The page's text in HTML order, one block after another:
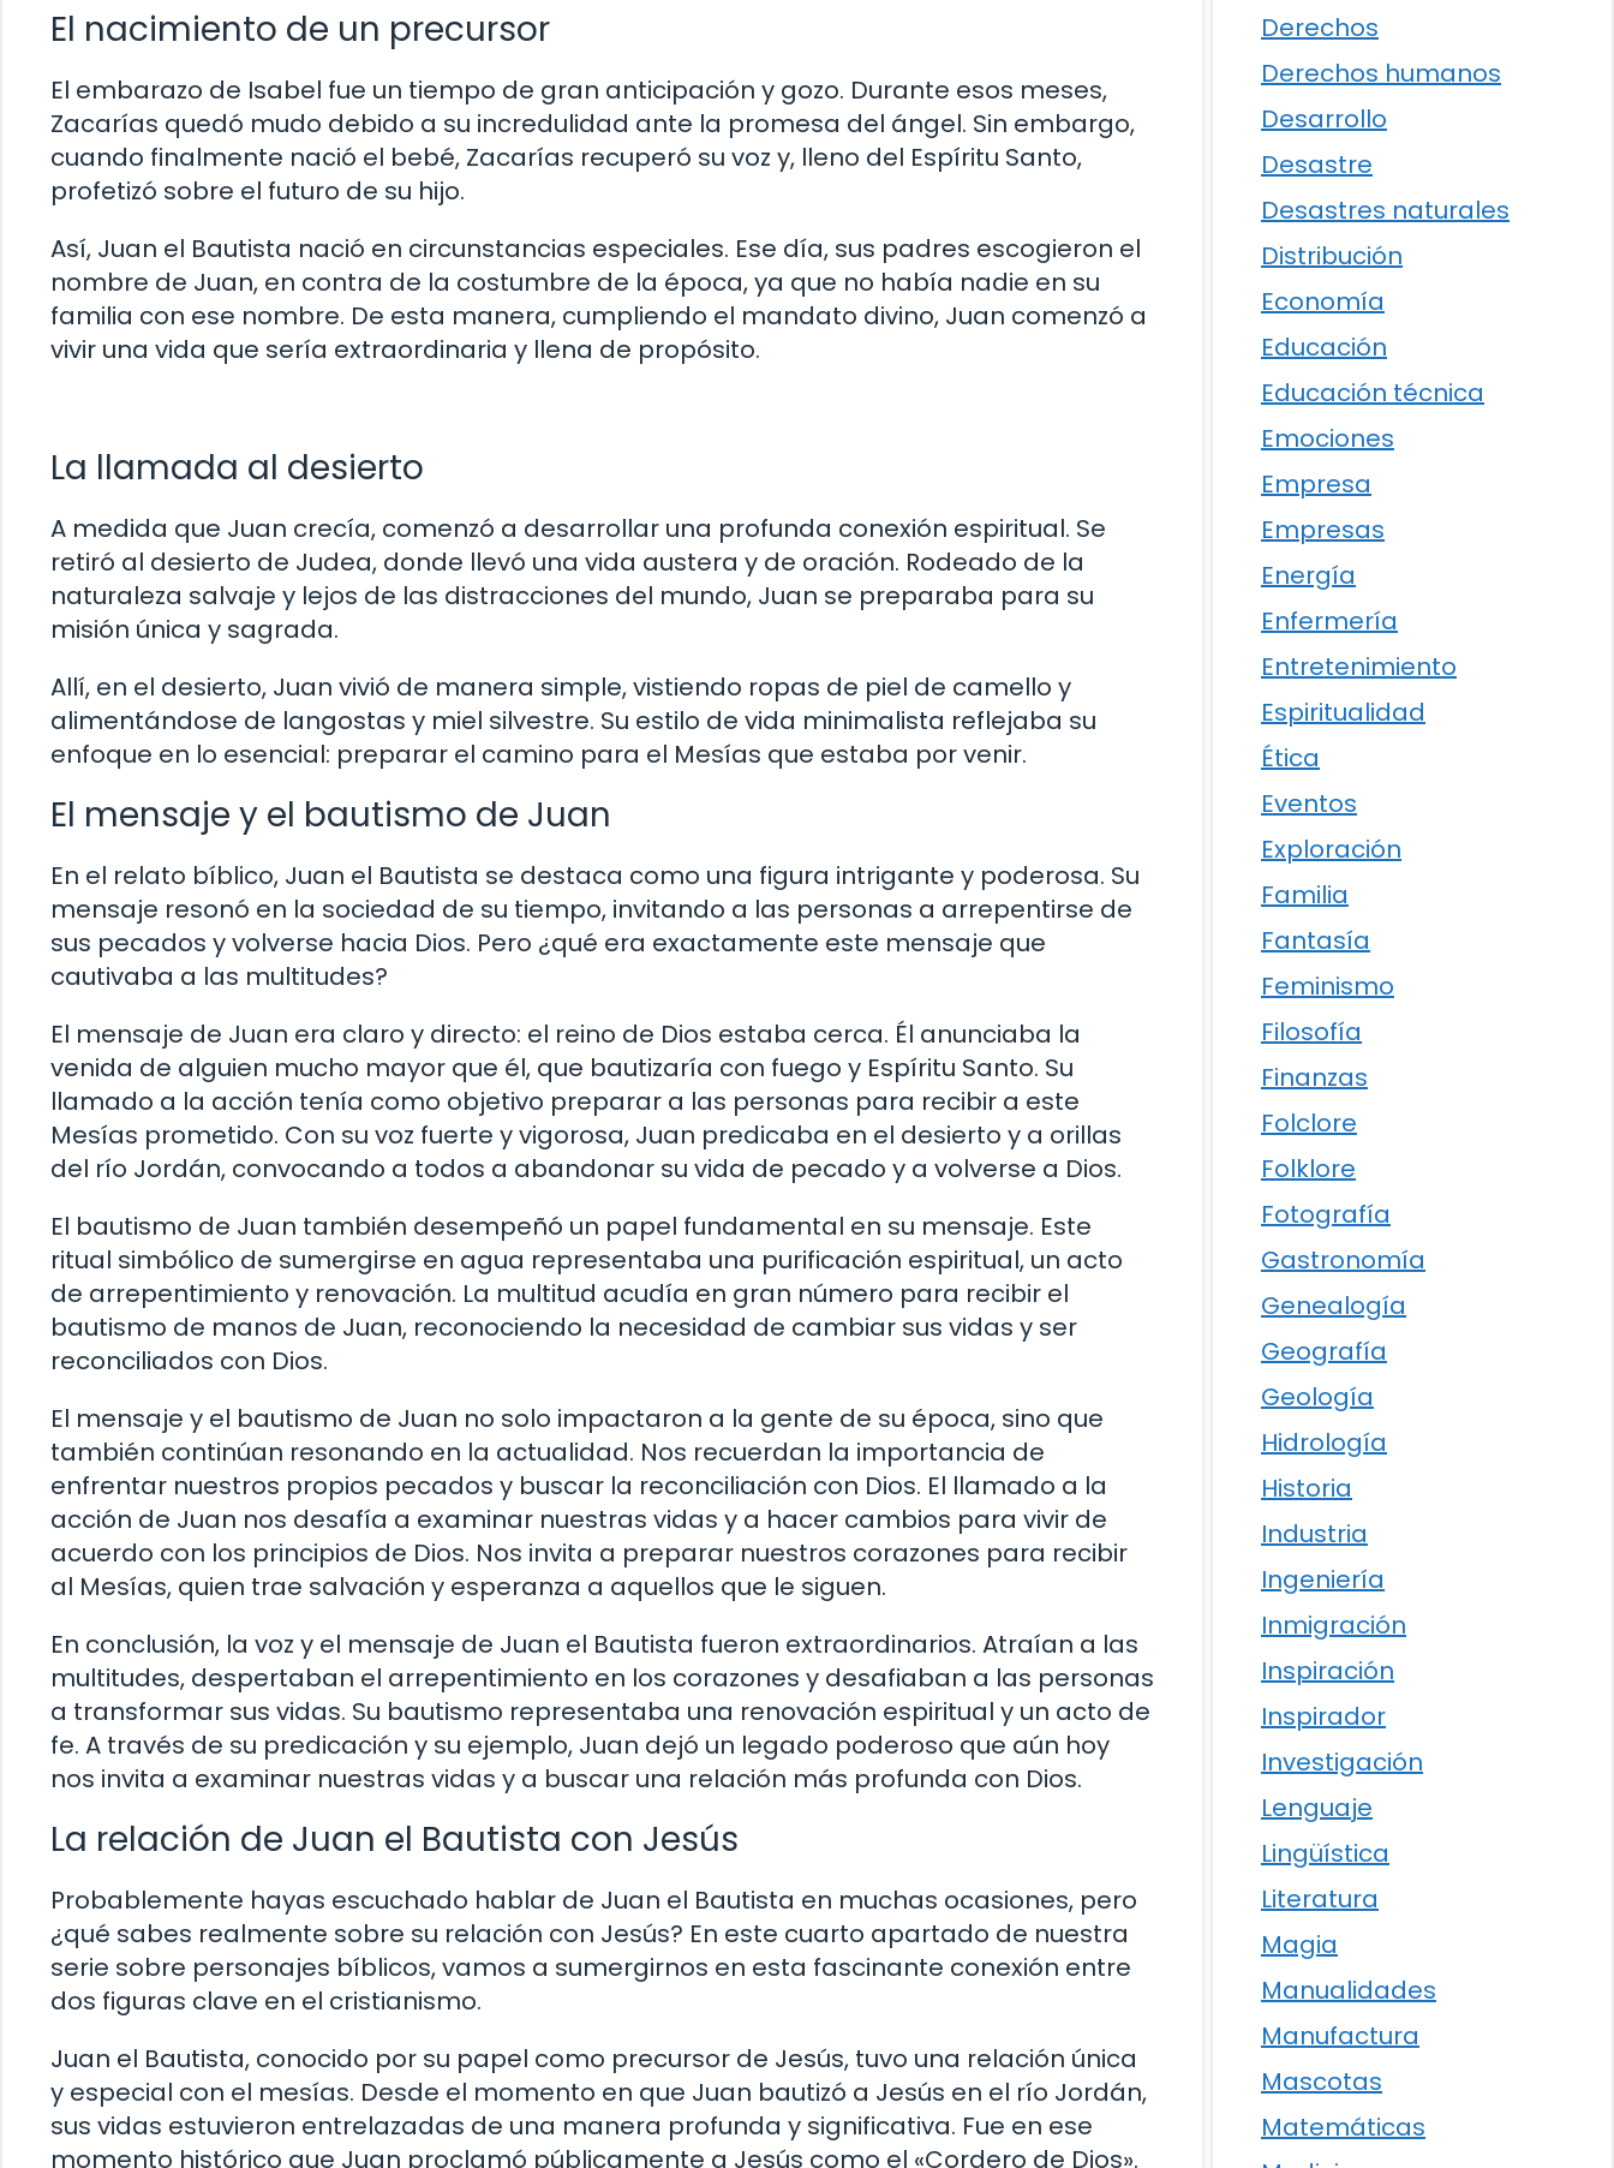
El nacimiento de un precursor
El embarazo de Isabel fue un tiempo de gran anticipación y gozo. Durante esos meses,
Zacarías quedó mudo debido a su incredulidad ante la promesa del ángel. Sin embargo,
cuando finalmente nació el bebé, Zacarías recuperó su voz y, lleno del Espíritu Santo,
profetizó sobre el futuro de su hijo.
Así, Juan el Bautista nació en circunstancias especiales. Ese día, sus padres escogieron el
nombre de Juan, en contra de la costumbre de la época, ya que no había nadie en su
familia con ese nombre. De esta manera, cumpliendo el mandato divino, Juan comenzó a
vivir una vida que sería extraordinaria y llena de propósito.
La llamada al desierto
A medida que Juan crecía, comenzó a desarrollar una profunda conexión espiritual. Se
retiró al desierto de Judea, donde llevó una vida austera y de oración. Rodeado de la
naturaleza salvaje y lejos de las distracciones del mundo, Juan se preparaba para su
misión única y sagrada.
Allí, en el desierto, Juan vivió de manera simple, vistiendo ropas de piel de camello y
alimentándose de langostas y miel silvestre. Su estilo de vida minimalista reflejaba su
enfoque en lo esencial: preparar el camino para el Mesías que estaba por venir.
El mensaje y el bautismo de Juan
En el relato bíblico, Juan el Bautista se destaca como una figura intrigante y poderosa. Su
mensaje resonó en la sociedad de su tiempo, invitando a las personas a arrepentirse de
sus pecados y volverse hacia Dios. Pero ¿qué era exactamente este mensaje que
cautivaba a las multitudes?
El mensaje de Juan era claro y directo: el reino de Dios estaba cerca. Él anunciaba la
venida de alguien mucho mayor que él, que bautizaría con fuego y Espíritu Santo. Su
llamado a la acción tenía como objetivo preparar a las personas para recibir a este
Mesías prometido. Con su voz fuerte y vigorosa, Juan predicaba en el desierto y a orillas
del río Jordán, convocando a todos a abandonar su vida de pecado y a volverse a Dios.
El bautismo de Juan también desempeñó un papel fundamental en su mensaje. Este
ritual simbólico de sumergirse en agua representaba una purificación espiritual, un acto
de arrepentimiento y renovación. La multitud acudía en gran número para recibir el
bautismo de manos de Juan, reconociendo la necesidad de cambiar sus vidas y ser
reconciliados con Dios.
El mensaje y el bautismo de Juan no solo impactaron a la gente de su época, sino que
también continúan resonando en la actualidad. Nos recuerdan la importancia de
enfrentar nuestros propios pecados y buscar la reconciliación con Dios. El llamado a la
acción de Juan nos desafía a examinar nuestras vidas y a hacer cambios para vivir de
acuerdo con los principios de Dios. Nos invita a preparar nuestros corazones para recibir
al Mesías, quien trae salvación y esperanza a aquellos que le siguen.
En conclusión, la voz y el mensaje de Juan el Bautista fueron extraordinarios. Atraían a las
multitudes, despertaban el arrepentimiento en los corazones y desafiaban a las personas
a transformar sus vidas. Su bautismo representaba una renovación espiritual y un acto de
fe. A través de su predicación y su ejemplo, Juan dejó un legado poderoso que aún hoy
nos invita a examinar nuestras vidas y a buscar una relación más profunda con Dios.
La relación de Juan el Bautista con Jesús
Probablemente hayas escuchado hablar de Juan el Bautista en muchas ocasiones, pero
¿qué sabes realmente sobre su relación con Jesús? En este cuarto apartado de nuestra
serie sobre personajes bíblicos, vamos a sumergirnos en esta fascinante conexión entre
dos figuras clave en el cristianismo.
Juan el Bautista, conocido por su papel como precursor de Jesús, tuvo una relación única
y especial con el mesías. Desde el momento en que Juan bautizó a Jesús en el río Jordán,
sus vidas estuvieron entrelazadas de una manera profunda y significativa. Fue en ese
momento histórico que Juan proclamó públicamente a Jesús como el «Cordero de Dios».
Derechos
Derechos humanos
Desarrollo
Desastre
Desastres naturales
Distribución
Economía
Educación
Educación técnica
Emociones
Empresa
Empresas
Energía
Enfermería
Entretenimiento
Espiritualidad
Ética
Eventos
Exploración
Familia
Fantasía
Feminismo
Filosofía
Finanzas
Folclore
Folklore
Fotografía
Gastronomía
Genealogía
Geografía
Geología
Hidrología
Historia
Industria
Ingeniería
Inmigración
Inspiración
Inspirador
Investigación
Lenguaje
Lingüística
Literatura
Magia
Manualidades
Manufactura
Mascotas
Matemáticas